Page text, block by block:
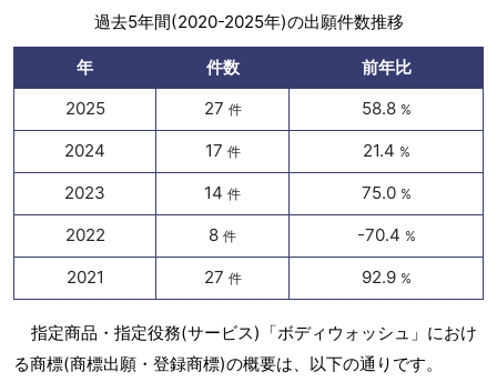
過去5年間(2020-2025年)の出願件数推移
年 件数
前年比
2025
27 件 58.8 %
2024 17 件 21.4 %
2023 14 件 75.0 %
2022 8 件 -70.4 %
2021 27 件 92.9 %
指定商品・指定役務(サービス)「ボディウォッシュ」におけ
る商標(商標出願・登録商標)の概要は、以下の通りです。